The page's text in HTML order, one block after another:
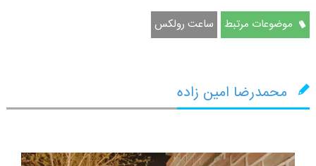
موضوعات مرتبط ساعت رولکس
محمدرضا امین زاده